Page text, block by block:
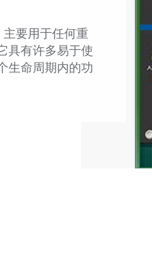
要用于任何重
具有许多易于使
生命周期内的功